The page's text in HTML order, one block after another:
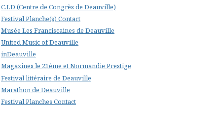
C.I.D (Centre de Congrès de Deauville)
Festival Planche(s) Contact
Musée Les Franciscaines de Deauville
United Music of Deauville
inDeauville
Magazines le 21ème et Normandie Prestige
Festival littéraire de Deauville
Marathon de Deauville
Festival Planches Contact